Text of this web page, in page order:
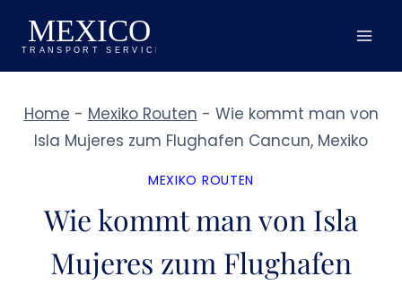
Zum
Inhalt
springen
Home - Mexiko Routen - Wie kommt man von
Isla Mujeres zum Flughafen Cancun, Mexiko
MEXIKO ROUTEN
Wie kommt man von Isla
Mujeres zum Flughafen